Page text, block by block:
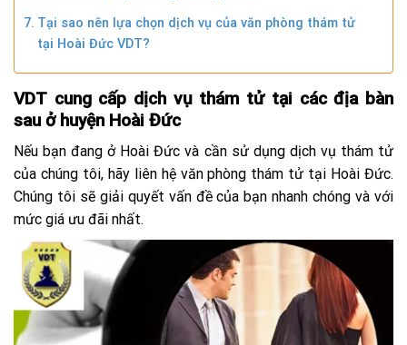
Tại sao nên lựa chọn dịch vụ của văn phòng thám tử
tại Hoài Đức VDT?
VDT cung cấp dịch vụ thám tử tại các địa bàn
sau ở huyện Hoài Đức
Nếu bạn đang ở Hoài Đức và cần sử dụng dịch vụ thám tử
của chúng tôi, hãy liên hệ văn phòng thám tử tại Hoài Đức.
Chúng tôi sẽ giải quyết vấn đề của bạn nhanh chóng và với
mức giá ưu đãi nhất.